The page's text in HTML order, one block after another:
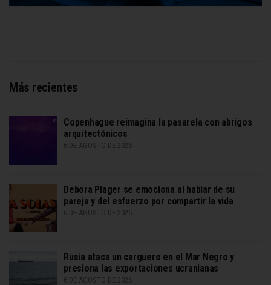
Más recientes
Copenhague reimagina la pasarela con abrigos
arquitectónicos
6 DE AGOSTO DE 2026
Debora Plager se emociona al hablar de su
pareja y del esfuerzo por compartir la vida
6 DE AGOSTO DE 2026
Rusia ataca un carguero en el Mar Negro y
presiona las exportaciones ucranianas
6 DE AGOSTO DE 2026